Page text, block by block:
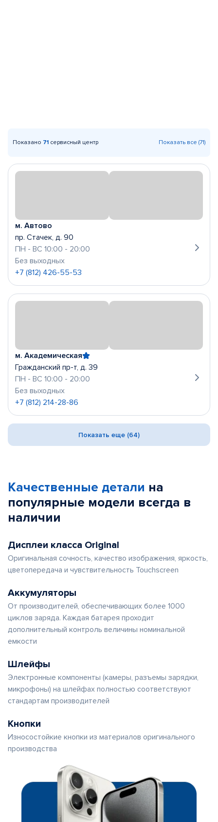
Показано 71 сервисный центр Показать все (71)
м. Автово
пр. Стачек, д. 90
ПН - ВС 10:00 - 20:00
Без выходных
+7 (812) 426-55-53
м. Академическая
Гражданский пр-т, д. 39
ПН - ВС 10:00 - 20:00
Без выходных
+7 (812) 214-28-86
Показать еще (64)
Качественные детали на
популярные модели всегда в
наличии
Дисплеи класса Original
Оригинальная сочность, качество изображения, яркость,
цветопередача и чувствительность Touchscreen
Аккумуляторы
От производителей, обеспечивающих более 1000
циклов заряда. Каждая батарея проходит
дополнительный контроль величины номинальной
емкости
Шлейфы
Электронные компоненты (камеры, разъемы зарядки,
микрофоны) на шлейфах полностью соответствуют
стандартам производителей
Кнопки
Износостойкие кнопки из материалов оригинального
производства